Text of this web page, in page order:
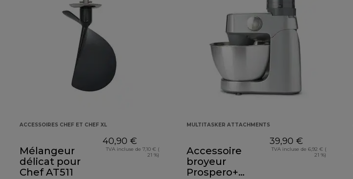
ACCESSOIRES CHEF ET CHEF XL
Mélangeur
délicat pour
Chef AT511
40,90 €
TVA incluse de 7,10 € (
21 %)
MULTITASKER ATTACHMENTS
Accessoire
broyeur
Prospero+
39,90 €
TVA incluse de 6,92 € (
21 %)